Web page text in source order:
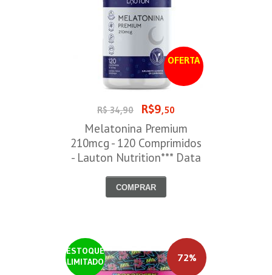
OFERTA
R$ 34,90 R$9,50
Melatonina Premium
210mcg - 120 Comprimidos
- Lauton Nutrition*** Data
COMPRAR
ESTOQUE
LIMITADO
72%